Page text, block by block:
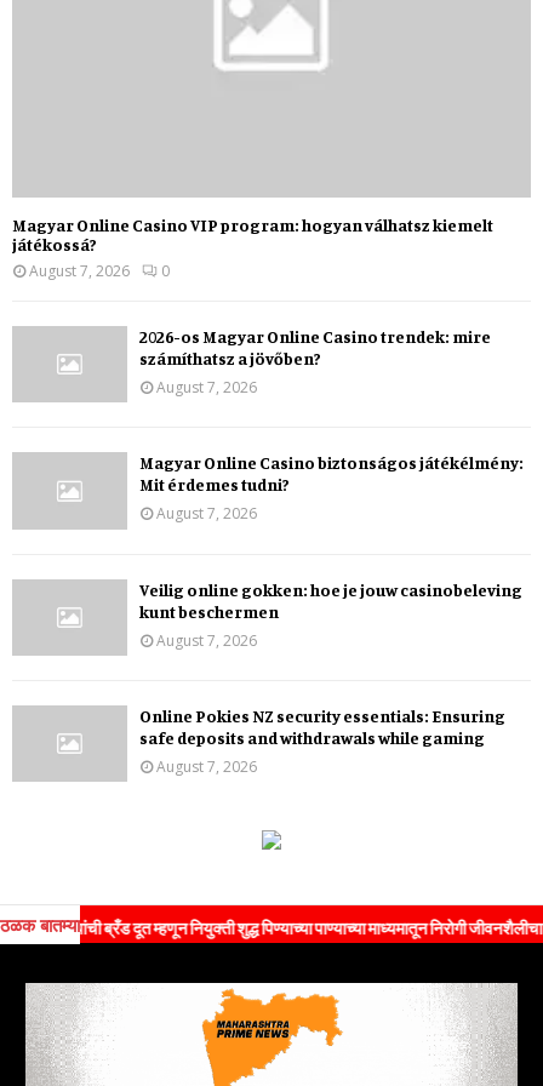
Magyar Online Casino VIP program: hogyan válhatsz kiemelt
játékossá?
August 7, 2026
0
2026-os Magyar Online Casino trendek: mire
számíthatsz a jövőben?
August 7, 2026
Magyar Online Casino biztonságos játékélmény:
Mit érdemes tudni?
August 7, 2026
Veilig online gokken: hoe je jouw casinobeleving
kunt beschermen
August 7, 2026
Online Pokies NZ security essentials: Ensuring
safe deposits and withdrawals while gaming
August 7, 2026
ठळक बातम्या
ब्रँड दूत म्हणून नियुक्ती शुद्ध पिण्याच्या पाण्याच्या माध्यमातून निरोगी जीवनशैलीचा संदेश